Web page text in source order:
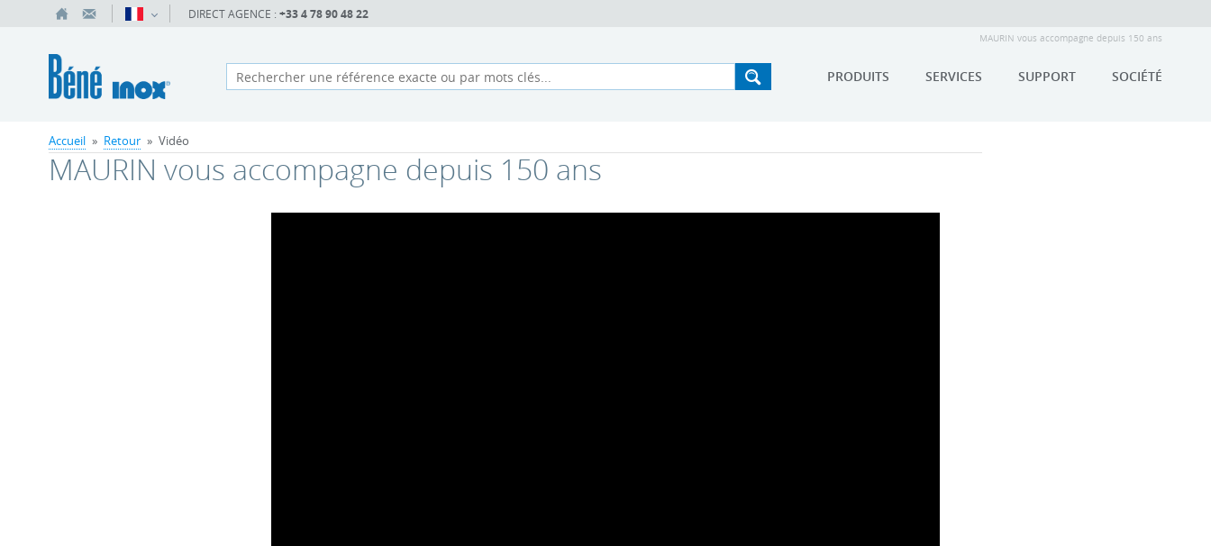
DIRECT AGENCE : +33 4 78 90 48 22
MAURIN vous accompagne depuis 150 ans
PRODUITS SERVICES SUPPORT SOCIÉTÉ
Accueil » Retour » Vidéo
MAURIN vous accompagne depuis 150 ans